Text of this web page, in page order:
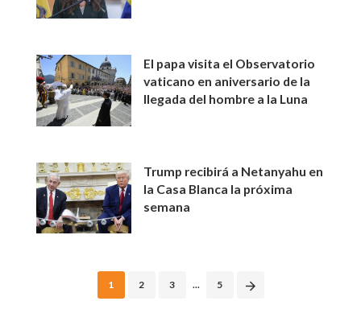
El papa visita el Observatorio
vaticano en aniversario de la
llegada del hombre a la Luna
Trump recibirá a Netanyahu en
la Casa Blanca la próxima
semana
1 2 3 ... 5